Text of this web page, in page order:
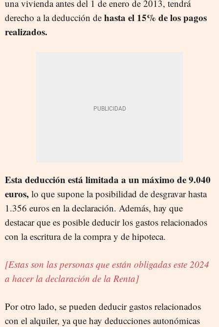
una vivienda antes del 1 de enero de 2013, tendrá
derecho a la deducción de hasta el 15% de los pagos
realizados.
Esta deducción está limitada a un máximo de 9.040
euros, lo que supone la posibilidad de desgravar hasta
1.356 euros en la declaración. Además, hay que
destacar que es posible deducir los gastos relacionados
con la escritura de la compra y de hipoteca.
[Estas son las personas que están obligadas este 2024
a hacer la declaración de la Renta]
Por otro lado, se pueden deducir gastos relacionados
con el alquiler, ya que hay deducciones autonómicas